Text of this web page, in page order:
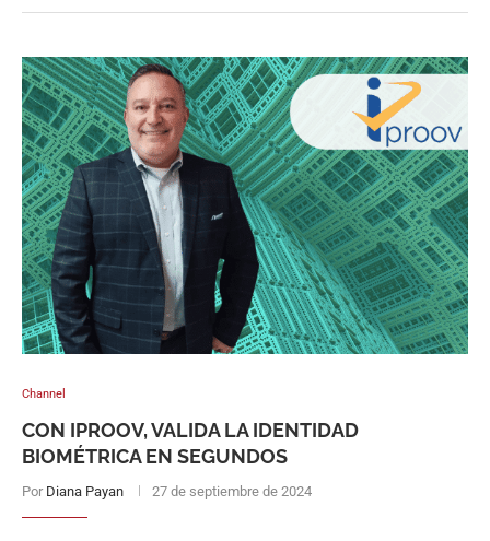
Channel
CON IPROOV, VALIDA LA IDENTIDAD
BIOMÉTRICA EN SEGUNDOS
Por Diana Payan 27 de septiembre de 2024